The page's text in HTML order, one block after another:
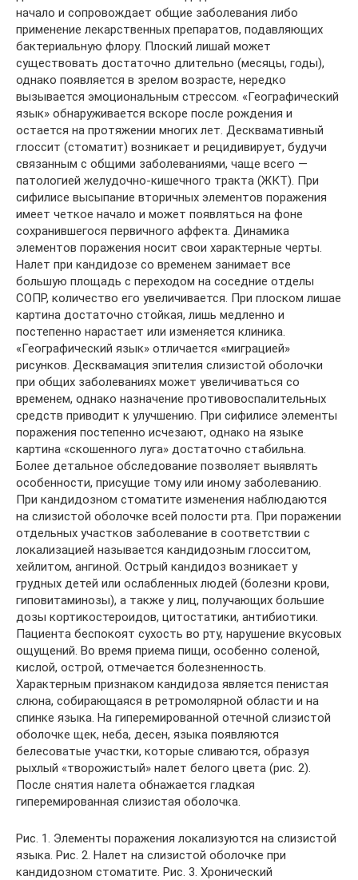
начало и сопровождает общие заболевания либо
применение лекарственных препаратов, подавляющих
бактериальную флору. Плоский лишай может
существовать достаточно длительно (месяцы, годы),
однако появляется в зрелом возрасте, нередко
вызывается эмоциональным стрессом. «Географический
язык» обнаруживается вскоре после рождения и
остается на протяжении многих лет. Десквамативный
глоссит (стоматит) возникает и рецидивирует, будучи
связанным с общими заболеваниями, чаще всего —
патологией желудочно-кишечного тракта (ЖКТ). При
сифилисе высыпание вторичных элементов поражения
имеет четкое начало и может появляться на фоне
сохранившегося первичного аффекта. Динамика
элементов поражения носит свои характерные черты.
Налет при кандидозе со временем занимает все
большую площадь с переходом на соседние отделы
СОПР, количество его увеличивается. При плоском лишае
картина достаточно стойкая, лишь медленно и
постепенно нарастает или изменяется клиника.
«Географический язык» отличается «миграцией»
рисунков. Десквамация эпителия слизистой оболочки
при общих заболеваниях может увеличиваться со
временем, однако назначение противовоспалительных
средств приводит к улучшению. При сифилисе элементы
поражения постепенно исчезают, однако на языке
картина «скошенного луга» достаточно стабильна.
Более детальное обследование позволяет выявлять
особенности, присущие тому или иному заболеванию.
При кандидозном стоматите изменения наблюдаются
на слизистой оболочке всей полости рта. При поражении
отдельных участков заболевание в соответствии с
локализацией называется кандидозным глосситом,
хейлитом, ангиной. Острый кандидоз возникает у
грудных детей или ослабленных людей (болезни крови,
гиповитаминозы), а также у лиц, получающих большие
дозы кортикостероидов, цитостатики, антибиотики.
Пациента беспокоят сухость во рту, нарушение вкусовых
ощущений. Во время приема пищи, особенно соленой,
кислой, острой, отмечается болезненность.
Характерным признаком кандидоза является пенистая
слюна, собирающаяся в ретромолярной области и на
спинке языка. На гиперемированной отечной слизистой
оболочке щек, неба, десен, языка появляются
белесоватые участки, которые сливаются, образуя
рыхлый «творожистый» налет белого цвета (рис. 2).
После снятия налета обнажается гладкая
гиперемированная слизистая оболочка.
Рис. 1. Элементы поражения локализуются на слизистой
языка. Рис. 2. Налет на слизистой оболочке при
кандидозном стоматите. Рис. 3. Хронический